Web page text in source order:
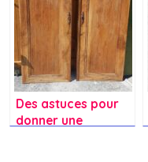
!
Des astuces pour
donner une